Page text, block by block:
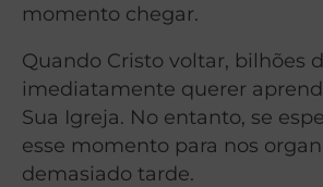
momento chegar.
Quando Cristo voltar, bilhões
imediatamente querer
Sua Igreja. No entanto, se
esse momento para nos
demasiado tarde.